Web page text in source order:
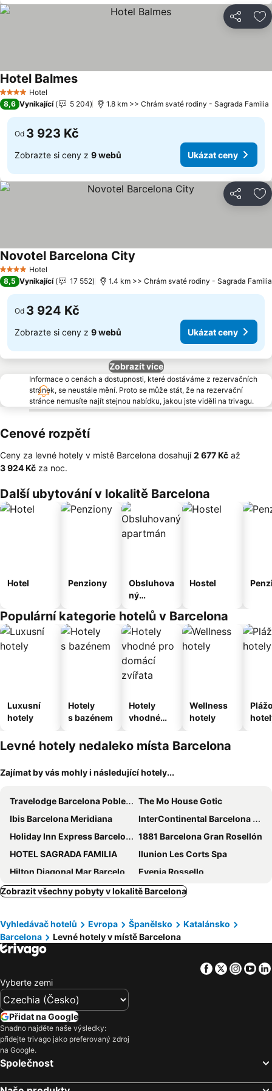
Sdílet
4 Počet hvězdiček
Hotel
Hotel Balmes
8,6 Vynikající 5 204 1.8 km >> Chrám svaté rodiny - Sagrada Familia
Od 3 923 Kč
Zobrazte si ceny z 9 webů Ukázat ceny
Sdílet
4 Počet hvězdiček
Hotel
Novotel Barcelona City
8,5 Vynikající 17 552 1.4 km >> Chrám svaté rodiny - Sagrada Familia
Od 3 924 Kč
Zobrazte si ceny z 9 webů Ukázat ceny
Zobrazít více
Informace o cenách a dostupnosti, které dostáváme z rezervačních
stránek, se neustále mění. Proto se může stát, že na rezervační
stránce nemusíte najít stejnou nabídku, jakou jste viděli na trivagu.
Cenové rozpětí
Ceny za levné hotely v místě Barcelona dosahují‎2 677 Kč až
‎3 924 Kč za noc.
Další ubytování v lokalitě Barcelona
Hotel Penziony
Obsluhova
ný
Hostel
Populární kategorie hotelů v Barcelona
Luxusní
hotely
Hotely
s bazénem
Hotely
vhodné
domácí
zvířata
Wellness
hotely
Levné hotely nedaleko místa Barcelona
Zajímat by vás mohly i následující hotely...
Travelodge Barcelona Poblenou
The Mo House Gotic
Ibis Barcelona Meridiana
InterContinental Barcelona by IHG
Holiday Inn Express Barcelona - City 22@ By Ihg
1881 Barcelona Gran Rosellón
HOTEL SAGRADA FAMILIA
Ilunion Les Corts Spa
Hilton Diagonal Mar Barcelona
Evenia Rossello
Evenia Rocafort
Pensión San Ramón
Casual Colours Barcelona
Hotel Sant Pau
Hotel Alguer Camp Nou
NH Sants Barcelona
Barcelo Raval
Leonardo Royal Hotel Barcelona Forum
Aparthotel Atenea Barcelona
Barcelona Princess
Hotel SB Diagonal Zero
Hotel Rialto
Hotel Alimara
Hotel BESTPRICE Gracia
Hotel & Spa Villa Olimpica Suites
Zobrazit všechny pobyty v lokalitě Barcelona
Vyhledávač hotelů Evropa Španělsko
Katalánsko
Barcelona
Levné hotely v místě Barcelona
Facebook
Twitter
Vyberte zemi
Přidat na Google
Snadno najděte naše výsledky:
přidejte trivago jako preferovaný zdroj
na Google.
Společnost